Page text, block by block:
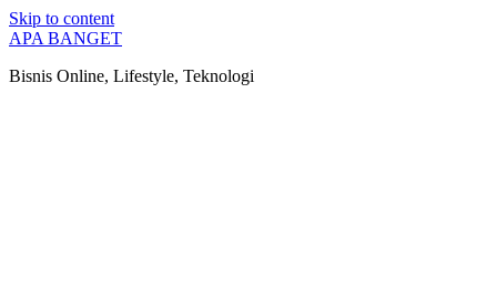
Skip to content
APA BANGET
Bisnis Online, Lifestyle, Teknologi